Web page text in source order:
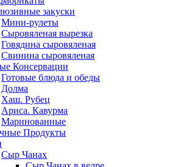
закуски
Мини-рулеты
Сыровяленая вырезка
Говядина сыровяленая
Свинина сыровяленая
Консервации
Готовые блюда и обеды
Долма
Хаш. Рубец
Ариса. Кавурма
Маринованные
Продукты
Сыр Чанах